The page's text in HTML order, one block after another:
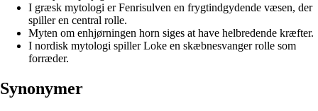
I græsk mytologi er Fenrisulven en frygtindgydende væsen, der
spiller en central rolle.
Myten om enhjørningen horn siges at have helbredende kræfter.
I nordisk mytologi spiller Loke en skæbnesvanger rolle som
forræder.
Synonymer